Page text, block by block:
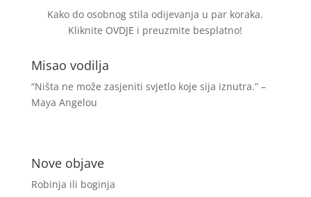
Kako do osobnog stila odijevanja u par koraka.
Kliknite OVDJE i preuzmite besplatno!
Misao vodilja
“Ništa ne može zasjeniti svjetlo koje sija iznutra.” –
Maya Angelou
Nove objave
Robinja ili boginja